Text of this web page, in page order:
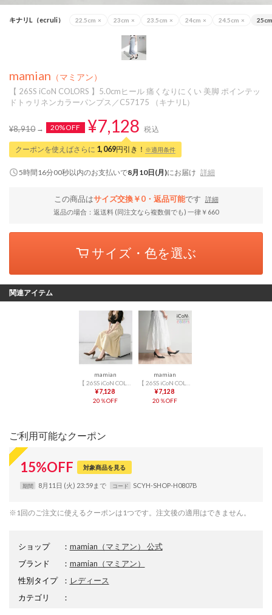
キナリL（ecruli） 22.5cm × 23cm × 23.5cm × 24cm × 24.5cm × 25cm
mamian （マミアン）
【 26SS iCoN COLORS 】5.0cmヒール 痛くなりにくい 美脚 ポインテッ
ドトゥリネンカラーパンプス／C57175 （キナリL）
¥8,910 20%OFF ¥7,128 税込
クーポンを使えばさらに 1,069円引き！ ※適用条件
5時間15分59秒以内のお支払いで8月10日(月)にお届け 詳細
この商品はサイズ交換￥0・返品可能です
詳細
返品の場合：返送料 (同注文なら複数個でも) 一律￥660
サイズ・色を選ぶ
関連アイテム
mamian
¥7,128
20％OFF
mamian
¥7,128
20％OFF
ご利用可能なクーポン
15%OFF 対象商品を見る
期間 8月11日 (火) 23:59まで コード SCYH-SHOP-H0807B
※1回のご注文に使えるクーポンは1つです。注文後の適用はできません。
ショップ ： mamian（マミアン） 公式
ブランド
： mamian （マミアン）
性別タイプ
： レディース
カテゴリ
：